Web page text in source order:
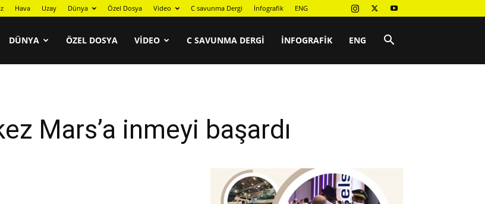
Hava Uzay Dünya Özel Dosya Video C savunma Dergi İnfografik ENG
DÜNYA ÖZEL DOSYA VIDEO C SAVUNMA DERGI İNFOGRAFIK ENG
Mars’a inmeyi başardı